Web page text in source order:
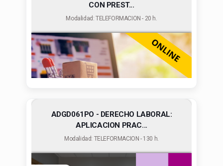
CON PREST...
Modalidad: TELEFORMACION - 20 h.
ADGD061PO - DERECHO LABORAL:
APLICACION PRAC...
Modalidad: TELEFORMACION - 130 h.